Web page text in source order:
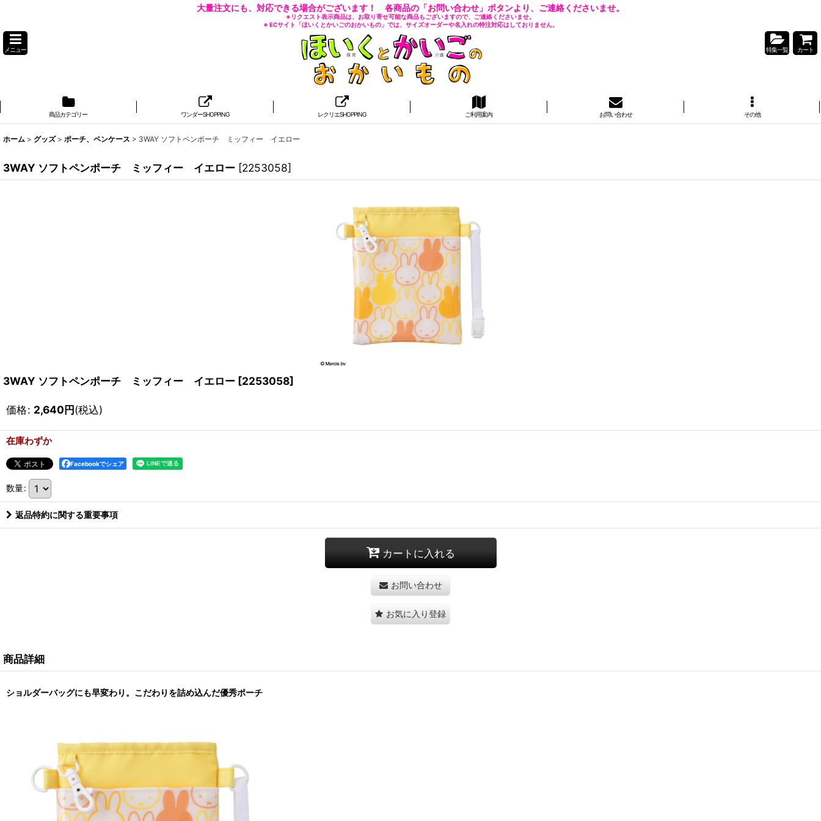
大量注文にも、対応できる場合がございます！ 各商品の「お問い合わせ」ボタンより、ご連絡くださいませ。
※リクエスト表示商品は、お取り寄せ可能な商品もございますので、ご連絡くださいませ。
※ ECサイト「ほいくとかいごのおかいもの」では、サイズオーダーや名入れの特注対応はしておりません。
メニュー 特集一覧 カート
商品カテゴリー ワンダーSHOPPING レクリエSHOPPING ご利用案内 お問い合わせ その他
ホーム > グッズ > ポーチ、ペンケース > 3WAY ソフトペンポーチ ミッフィー イエロー
3WAY ソフトペンポーチ ミッフィー イエロー [2253058]
3WAY ソフトペンポーチ ミッフィー イエロー [2253058]
価格: 2,640円(税込)
在庫わずか
Facebookでシェア
数量:
返品特約に関する重要事項
カートに入れる
お問い合わせ
お気に入り登録
商品詳細
ショルダーバッグにも早変わり。こだわりを詰め込んだ優秀ポーチ